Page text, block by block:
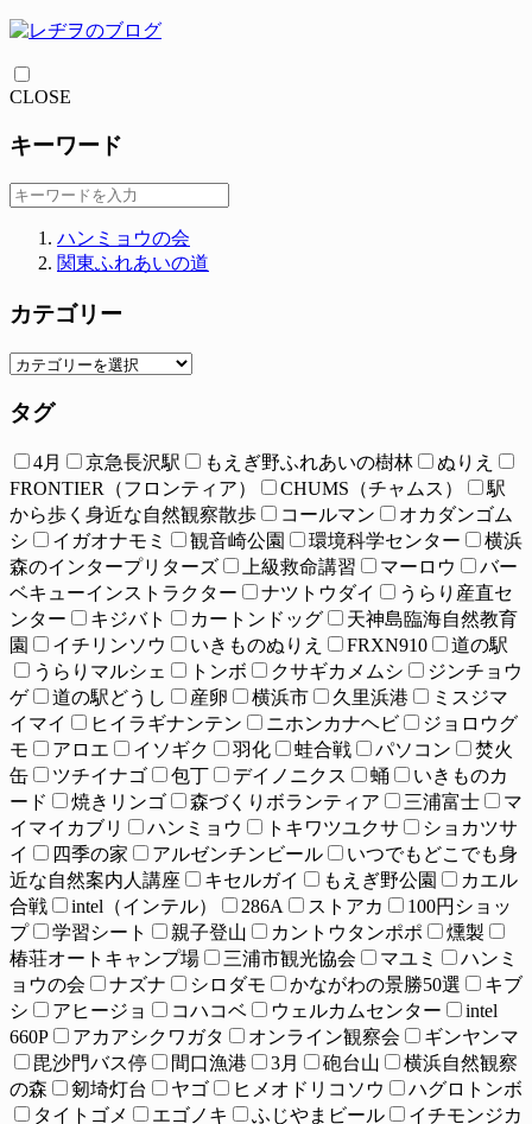
CLOSE
キーワード
ハンミョウの会
関東ふれあいの道
カテゴリー
タグ
4月 京急長沢駅 もえぎ野ふれあいの樹林
ぬりえ
FRONTIER（フロンティア）
CHUMS（チャムス）
駅
から歩く身近な自然観察散歩
コールマン
オカダンゴム
シ
イガオナモミ 観音崎公園 環境科学センター
横浜
森のインタープリターズ
上級救命講習 マーロウ
バー
ベキューインストラクター
ナツトウダイ
うらり産直セ
ンター
キジバト カートンドッグ
天神島臨海自然教育
園
イチリンソウ いきものぬりえ FRXN910
道の駅
うらりマルシェ
トンボ クサギカメムシ
ジンチョウ
ゲ
道の駅どうし 産卵 横浜市 久里浜港
ミスジマ
イマイ
ヒイラギナンテン ニホンカナヘビ
ジョロウグ
モ
アロエ イソギク 羽化 蛙合戦 パソコン
焚火
缶
ツチイナゴ 包丁 デイノニクス 蛹
いきものカ
ード
焼きリンゴ 森づくりボランティア 三浦富士
マ
イマイカブリ
ハンミョウ トキワツユクサ
ショカツサ
イ
四季の家 アルゼンチンビール
いつでもどこでも身
近な自然案内人講座
キセルガイ もえぎ野公園
カエル
合戦
intel（インテル） 286A ストアカ
100円ショッ
プ
学習シート 親子登山 カントウタンポポ
燻製
椿荘オートキャンプ場
三浦市観光協会 マユミ
ハンミ
ョウの会
ナズナ シロダモ かながわの景勝50選
キブ
シ
アヒージョ コハコベ ウェルカムセンター
intel
660P
アカアシクワガタ オンライン観察会
ギンヤンマ
毘沙門バス停
間口漁港 3月 砲台山
横浜自然観察
の森
剱埼灯台 ヤゴ ヒメオドリコソウ
ハグロトンボ
タイトゴメ
エゴノキ ふじやまビール
イチモンジカ